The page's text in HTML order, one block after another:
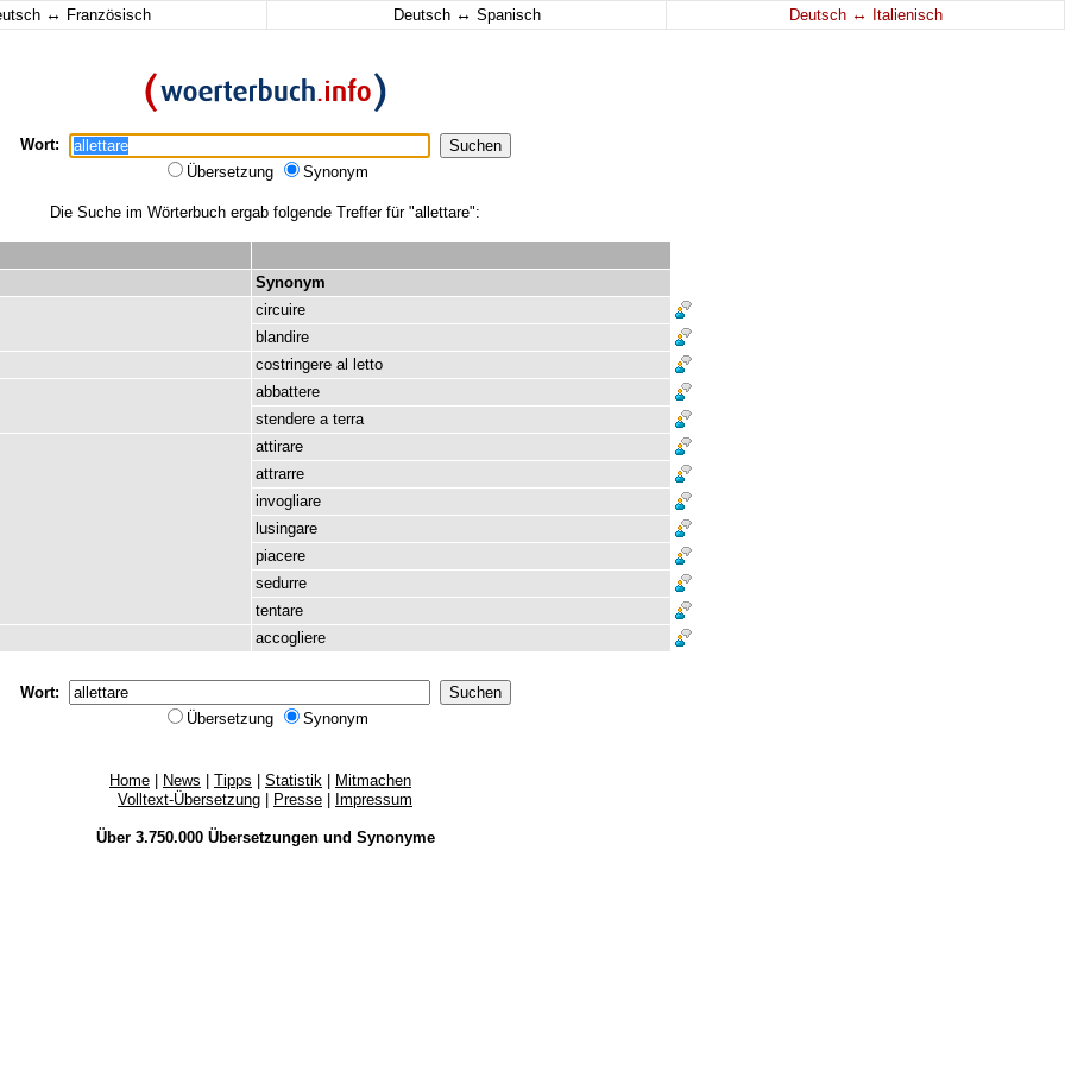
↔ Französisch Deutsch ↔ Spanisch Deutsch ↔ Italienisch
Wort:
Übersetzung
Synonym
Die Suche im Wörterbuch ergab folgende Treffer für "allettare":
Synonym
circuire
blandire
costringere al letto
abbattere
stendere a terra
attirare
attrarre
invogliare
lusingare
piacere
sedurre
tentare
accogliere
Wort:
Übersetzung
Synonym
Home News Tipps Statistik
Mitmachen
Volltext-Übersetzung
Presse Impressum
Über 3.750.000 Übersetzungenund Synonyme